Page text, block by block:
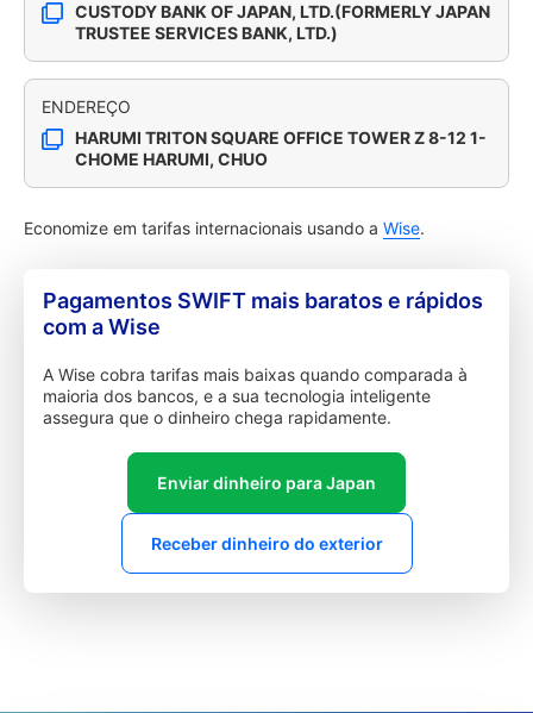
CUSTODY BANK OF JAPAN, LTD.(FORMERLY JAPAN
TRUSTEE SERVICES BANK, LTD.)
ENDEREÇO
HARUMI TRITON SQUARE OFFICE TOWER Z 8-12 1-
CHOME HARUMI, CHUO
Economize em tarifas internacionais usando a Wise.
Pagamentos SWIFT mais baratos e rápidos
com a Wise
A Wise cobra tarifas mais baixas quando comparada à
maioria dos bancos, e a sua tecnologia inteligente
assegura que o dinheiro chega rapidamente.
Enviar dinheiro para Japan
Receber dinheiro do exterior